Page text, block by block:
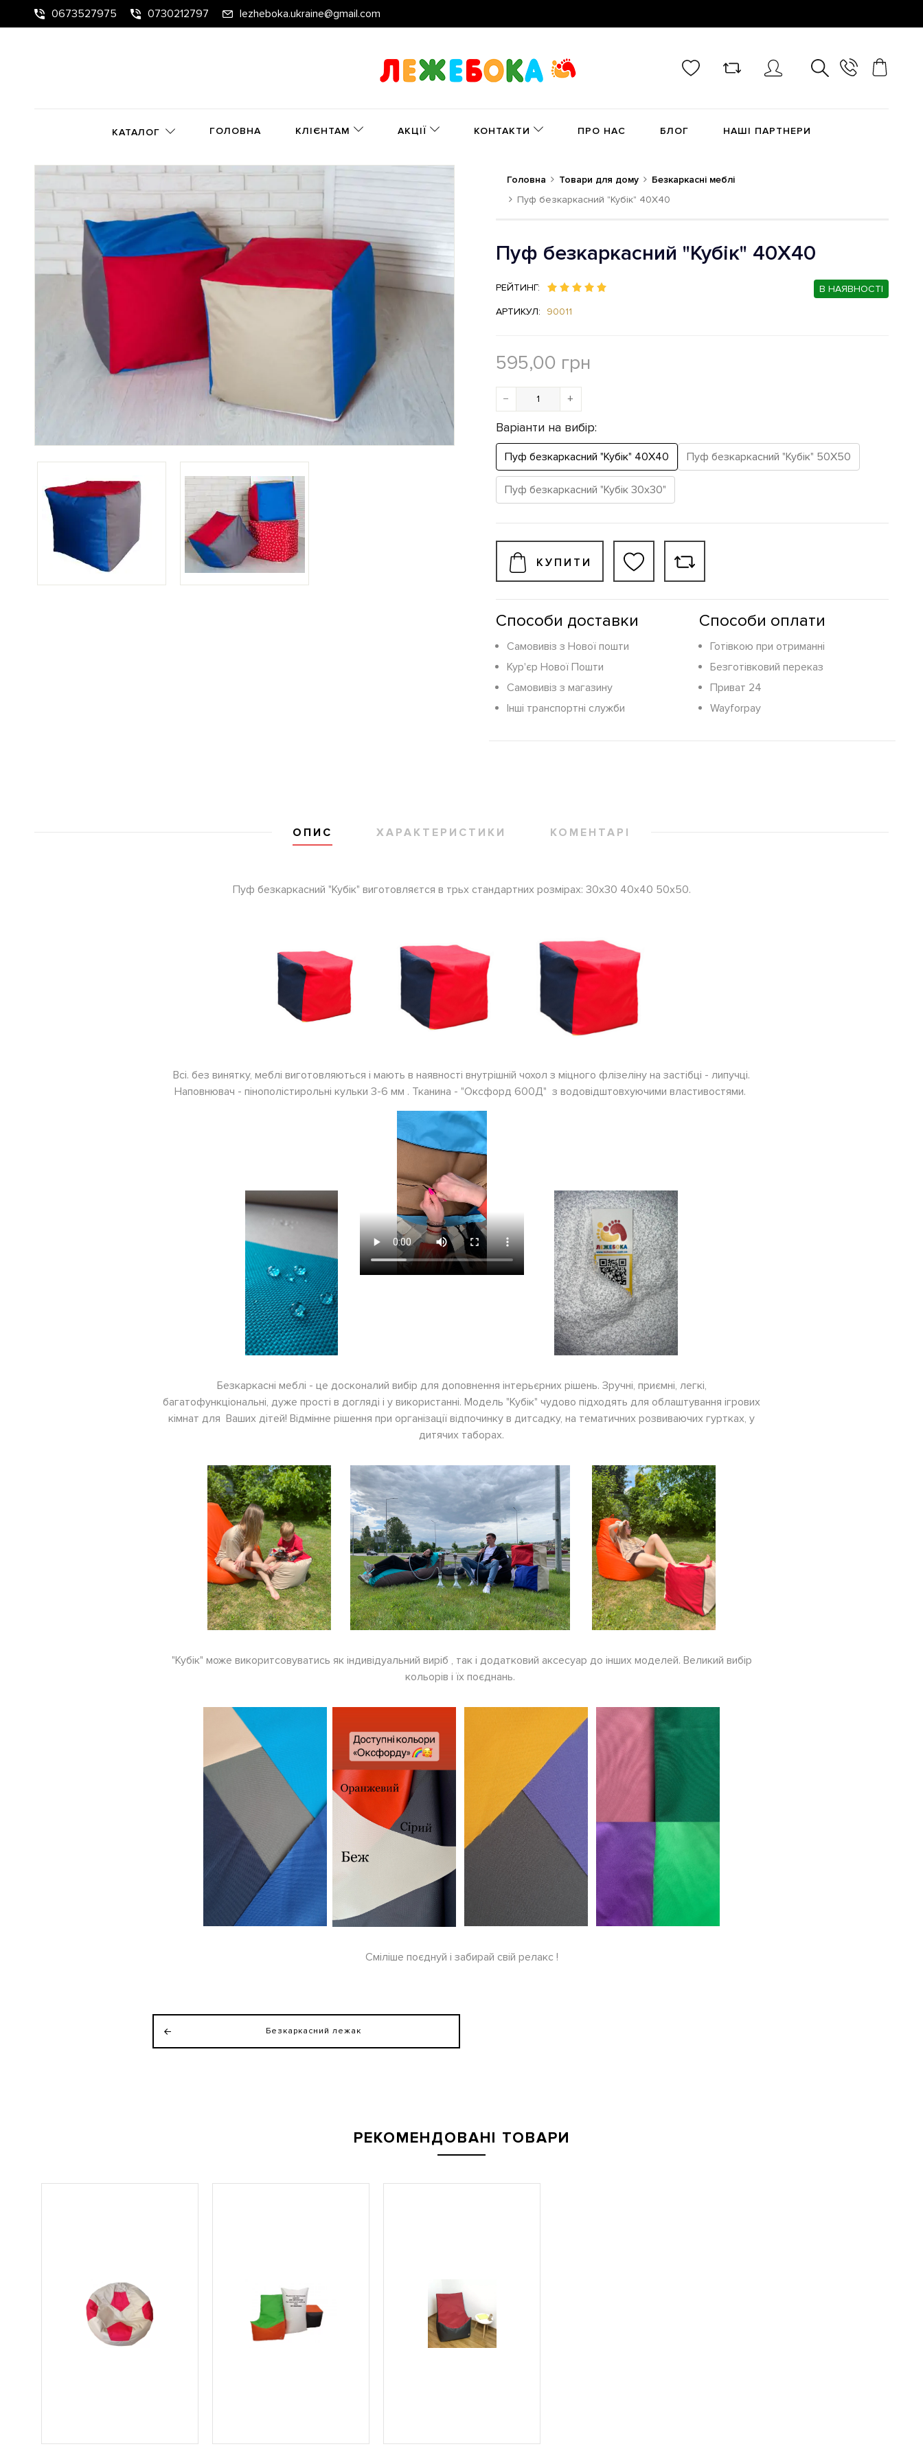
0673527975 0730212797 lezheboka.ukraine@gmail.com
КАТАЛОГ ГОЛОВНА КЛІЄНТАМ АКЦІЇ КОНТАКТИ ПРО НАС БЛОГ НАШІ ПАРТНЕРИ
Головна Товари для дому
Безкаркасні меблі
Пуф безкаркасний "Кубік" 40Х40
Пуф безкаркасний "Кубік" 40Х40
РЕЙТИНГ:
В НАЯВНОСТІ
АРТИКУЛ:
90011
595,00 грн
− +
Варіанти на вибір:
Пуф безкаркасний "Кубік" 40Х40 Пуф безкаркасний "Кубік" 50Х50
Пуф безкаркасний "Кубік 30х30"
КУПИТИ
Способи доставки
Самовивіз з Нової пошти
Кур'єр Нової Пошти
Самовивіз з магазину
Інші транспортні служби
Способи оплати
Готівкою при отриманні
Безготівковий переказ
Приват 24
Wayforpay
ОПИС ХАРАКТЕРИСТИКИ КОМЕНТАРІ
Пуф безкаркасний "Кубік" виготовляєтся в трьх стандартних розмірах: 30х30 40х40 50х50.
Всі. без винятку, меблі виготовляються і мають в наявності внутрішній чохол з міцного флізеліну на застібці - липучці.
Наповнювач - пінополістирольні кульки 3-6 мм . Тканина - "Оксфорд 600Д" з водовідштовхуючими властивостями.
Безкаркасні меблі - це досконалий вибір для доповнення інтерьєрних рішень. Зручні, приємні, легкі,
багатофункціональні, дуже прості в догляді і у використанні. Модель "Кубік" чудово підходять для облаштування ігрових
кімнат для Ваших дітей! Відмінне рішення при організації відпочинку в дитсадку, на тематичних розвиваючих гуртках, у
дитячих таборах.
"Кубік" може викоритсовуватись як індивідуальний виріб , так і додатковий аксесуар до інших моделей. Великий вибір
кольорів і їх поєднань.
Сміліше поєднуй і забирай свій релакс !
Безкаркасний лежак
РЕКОМЕНДОВАНІ ТОВАРИ